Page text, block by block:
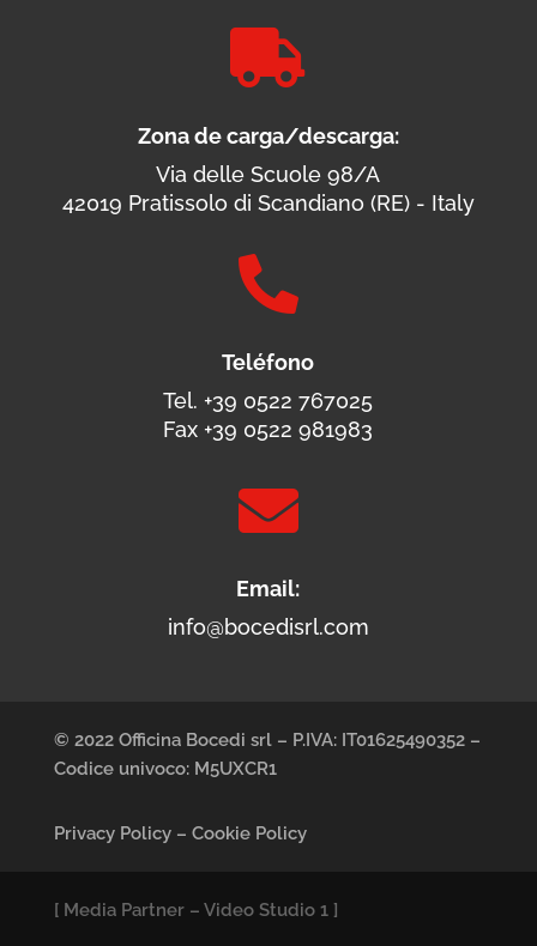

Zona de carga/descarga:
Via delle Scuole 98/A
42019 Pratissolo di Scandiano (RE) - Italy

Teléfono
Tel. +39 0522 767025
Fax +39 0522 981983

Email:
info@bocedisrl.com
© 2022 Officina Bocedi srl – P.IVA: IT01625490352 –
Codice univoco: M5UXCR1
Privacy Policy– Cookie Policy
[ Media Partner– Video Studio 1]